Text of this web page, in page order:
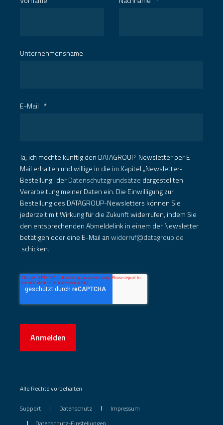
Unternehmensname
E-Mail *
Ja, ich möchte künftig den DATAGROUP-Newsletter per E-
Mail erhalten und willige in die im Kapitel „Newsletter-
Bestellung“ derDatenschutzgrundsätze dargestellten
Verarbeitung meiner Daten ein. Die Einwilligung zur
Bestellung des DATAGROUP-Newsletters können Sie
jederzeit mit Wirkung für die Zukunft widerrufen, indem Sie
den entsprechenden Abmeldelink in einem der Newsletter
betätigen oder eine E-Mail anwiderruf@datagroup.de
schicken.
Anmelden
Alle Rechte vorbehalten
Support Datenschutz
Impressum